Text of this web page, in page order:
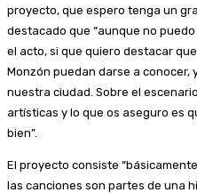
proyecto, que espero tenga un
destacado que “aunque no
el acto, si que quiero destacar
Monzón puedan darse a conocer,
nuestra ciudad. Sobre el
artísticas y lo que os aseguro es
bien”.
El proyecto consiste
las canciones son partes de una